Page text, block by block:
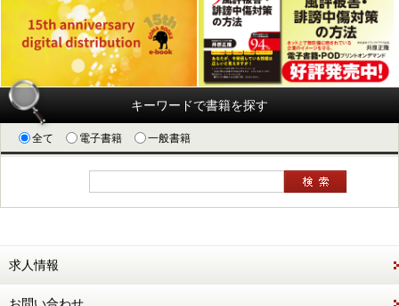
キーワードで書籍を探す
全て 電子書籍 一般書籍
求人情報